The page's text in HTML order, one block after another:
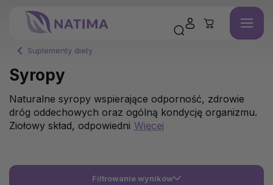
Suplementy diety
Syropy
Naturalne syropy wspierające odporność, zdrowie
dróg oddechowych oraz ogólną kondycję organizmu.
Ziołowy skład, odpowiedni Więcej
Filtrowanie wyników